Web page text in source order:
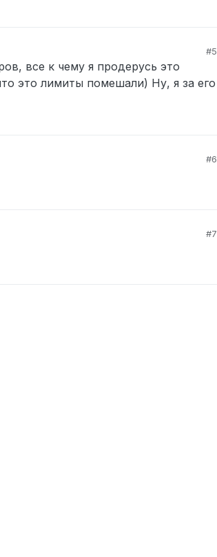
#5
все к чему я продерусь это
это лимиты помешали) Ну, я за его
#6
#7